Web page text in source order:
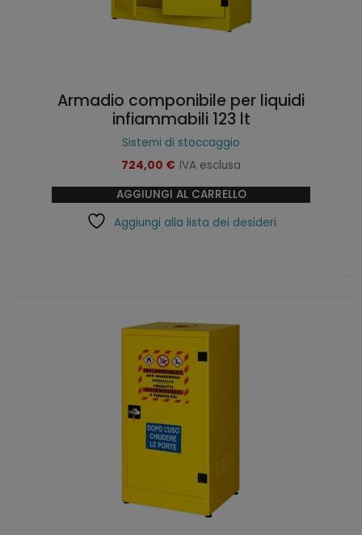
Armadio componibile per liquidi
infiammabili 123 lt
Sistemi di stoccaggio
724,00 € IVA esclusa
AGGIUNGI AL CARRELLO
Aggiungi alla lista dei desideri